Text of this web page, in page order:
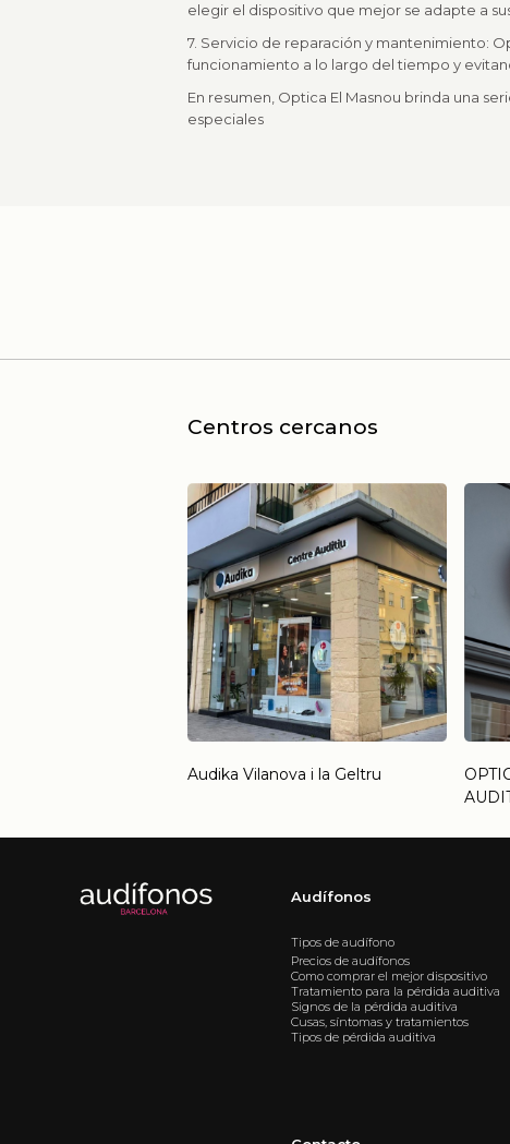
elegir el dispositivo que mejor se adapte a
7. Servicio de reparación y mantenimiento:
funcionamiento a lo largo del tiempo y
En resumen, Optica El Masnou brinda una
especiales
Centros cercanos
Audika Vilanova i la Geltru
Audífonos
Tipos de audífono
Precios de audífonos
Como comprar el mejor dispositivo
Tratamiento para la pérdida auditiva
Signos de la pérdida auditiva
Cusas, síntomas y tratamientos
Tipos de pérdida auditiva